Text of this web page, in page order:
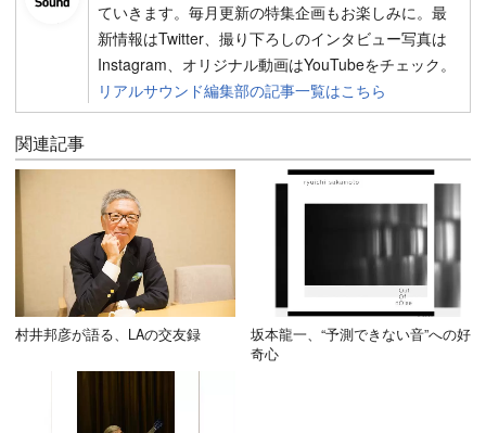
ていきます。毎月更新の特集企画もお楽しみに。最
新情報はTwitter、撮り下ろしのインタビュー写真は
Instagram、オリジナル動画はYouTubeをチェック。
リアルサウンド編集部の記事一覧はこちら
関連記事
村井邦彦が語る、LAの交友録
坂本龍一、“予測できない音”への好
奇心